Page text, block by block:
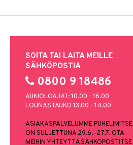
SOITA TAI LAITA MEILLE
SÄHKÖPOSTIA
0800 9 18486
AUKIOLOAJAT: 10.00 - 16.00
LOUNASTAUKO 13.00 - 14.00
ASIAKASPALVELUMME PUHELIMITSE
ON SULJETTUNA 29.6.–27.7. OTA
MEIHIN YHTEYTTÄ SÄHKÖPOSTITSE